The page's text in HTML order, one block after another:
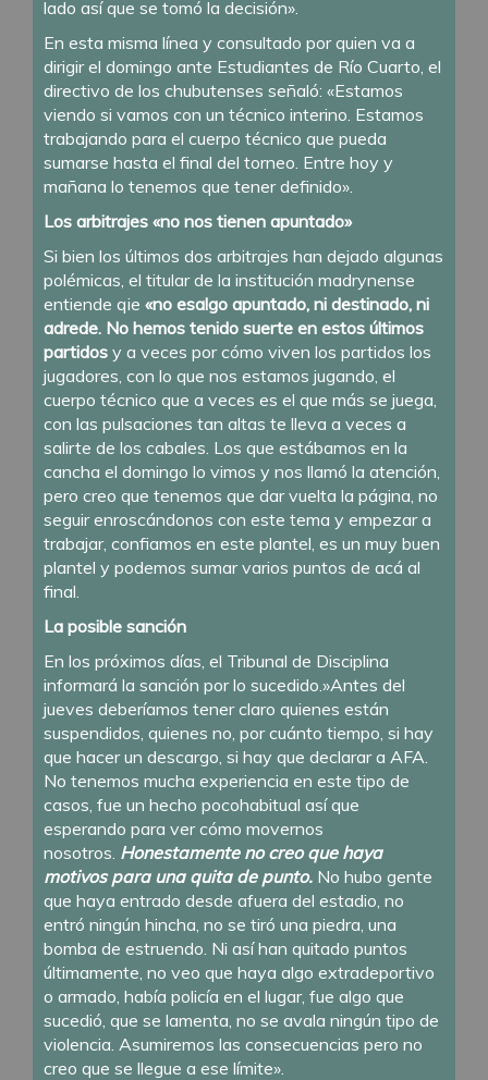
lado así que se tomó la decisión».
En esta misma línea y consultado por quien va a
dirigir el domingo ante Estudiantes de Río Cuarto, el
directivo de los chubutenses señaló: «Estamos
viendo si vamos con un técnico interino. Estamos
trabajando para el cuerpo técnico que pueda
sumarse hasta el final del torneo. Entre hoy y
mañana lo tenemos que tener definido».
Los arbitrajes «no nos tienen apuntado»
Si bien los últimos dos arbitrajes han dejado algunas
polémicas, el titular de la institución madrynense
entiende qie «no esalgo apuntado, ni destinado, ni
adrede. No hemos tenido suerte en estos últimos
partidos y a veces por cómo viven los partidos los
jugadores, con lo que nos estamos jugando, el
cuerpo técnico que a veces es el que más se juega,
con las pulsaciones tan altas te lleva a veces a
salirte de los cabales. Los que estábamos en la
cancha el domingo lo vimos y nos llamó la atención,
pero creo que tenemos que dar vuelta la página, no
seguir enroscándonos con este tema y empezar a
trabajar, confiamos en este plantel, es un muy buen
plantel y podemos sumar varios puntos de acá al
final.
La posible sanción
En los próximos días, el Tribunal de Disciplina
informará la sanción por lo sucedido.»Antes del
jueves deberíamos tener claro quienes están
suspendidos, quienes no, por cuánto tiempo, si hay
que hacer un descargo, si hay que declarar a AFA.
No tenemos mucha experiencia en este tipo de
casos, fue un hecho pocohabitual así que
esperando para ver cómo movernos
nosotros. Honestamente no creo que haya
motivos para una quita de punto. No hubo gente
que haya entrado desde afuera del estadio, no
entró ningún hincha, no se tiró una piedra, una
bomba de estruendo. Ni así han quitado puntos
últimamente, no veo que haya algo extradeportivo
o armado, había policía en el lugar, fue algo que
sucedió, que se lamenta, no se avala ningún tipo de
violencia. Asumiremos las consecuencias pero no
creo que se llegue a ese límite».